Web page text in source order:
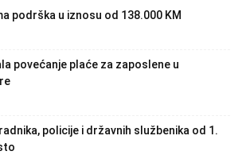
podrška u iznosu od 138.000 KM
povećanje plaće za zaposlene u
policije i državnih službenika od 1.